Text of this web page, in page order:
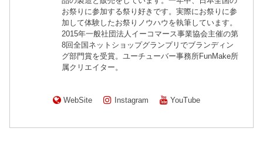
お祭りに参加する祭り好きです。実際にお祭りに参
加して体験したお祭りノウハウを執筆しています。
2015年一般社団法人イーコマース事業協会主催の第
8回全国ネットショップグランプリでブランディン
グ部門賞を受賞。ユーチューバー事務所FunMake所
属クリエイター。
WebSite Instagram YouTube